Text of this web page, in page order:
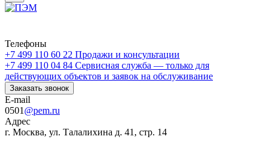
Телефоны
+7 499 110 60 22 Продажи и консультации
+7 499 110 04 84 Сервисная служба — только для
действующих объектов и заявок на обслуживание
Заказать звонок
E-mail
0501 @pem.ru
Адрес
г. Москва, ул. Талалихина д. 41, стр. 14